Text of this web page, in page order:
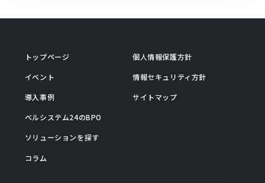
トップページ
イベント
導入事例
ベルシステム24のBPO
ソリューションを探す
コラム
個人情報保護方針
情報セキュリティ方針
サイトマップ